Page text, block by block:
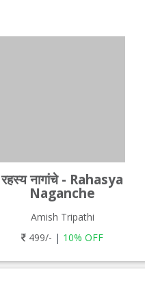
रहस्य नागांचे - Rahasya
Naganche
Amish Tripathi
499/- | 10% OFF